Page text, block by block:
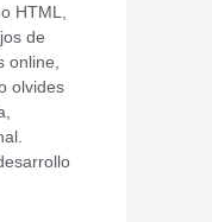
HTML,
de
online,
olvides